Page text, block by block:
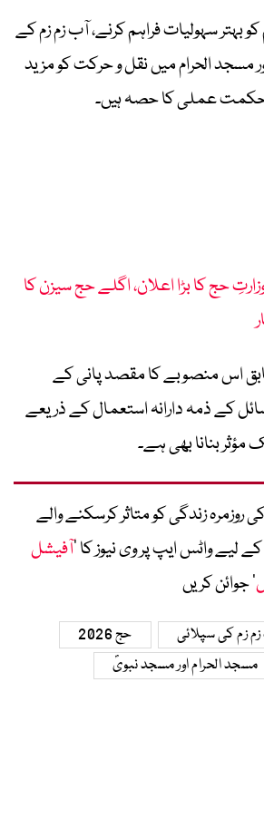
بہتر سہولیات فراہم کرنے، آب زم زم کے
مسجد الحرام میں نقل و حرکت کو مزید
حکمت عملی کا حصہ ہیں۔
حج کا بڑا اعلان، اگلے حج سیزن کا
اس منصوبے کا مقصد پانی کے
کے ذمہ دارانہ استعمال کے ذریعے
بنانا بھی ہے۔
روزمرہ زندگی کو متاثر کرسکنے والے
لیے واٹس ایپ پر وی نیوز کا ’آفیشل
‘ جوائن کریں
زم کی سپلائی
حج 2026
مسجد الحرام اور مسجد نبویؐ